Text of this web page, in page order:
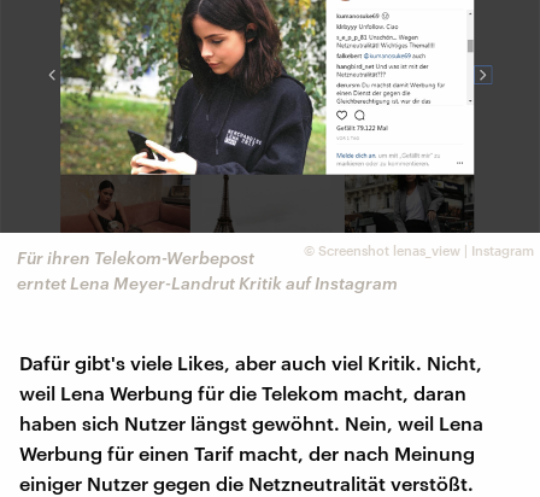
© Screenshot lenas_view | Instagram
Für ihren Telekom-Werbepost
erntet Lena Meyer-Landrut Kritik auf Instagram
Dafür gibt's viele Likes, aber auch viel Kritik. Nicht,
weil Lena Werbung für die Telekom macht, daran
haben sich Nutzer längst gewöhnt. Nein, weil Lena
Werbung für einen Tarif macht, der nach Meinung
einiger Nutzer gegen die Netzneutralität verstößt.